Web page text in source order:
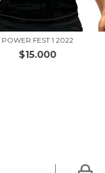
POWER FEST 1 2022
$15.000